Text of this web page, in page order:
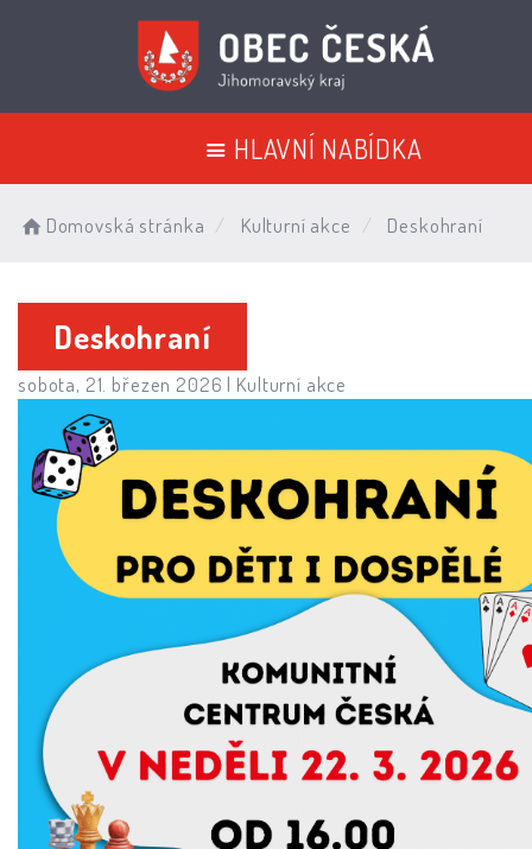
HLAVNÍ NABÍDKA
Domovská stránka Kulturní akce Deskohraní
Deskohraní
sobota, 21. březen 2026 | Kulturní akce